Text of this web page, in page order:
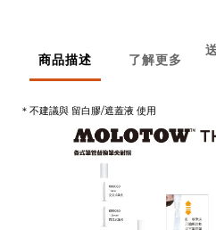
商品描述 了解更多
＊不建議與 留白膠/遮蓋液 使用